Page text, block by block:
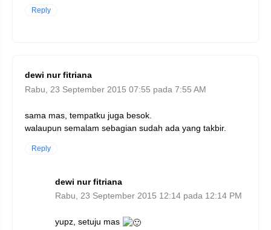
Reply
dewi nur fitriana
Rabu, 23 September 2015 07:55 pada 7:55 AM
sama mas, tempatku juga besok.
walaupun semalam sebagian sudah ada yang takbir.
Reply
dewi nur fitriana
Rabu, 23 September 2015 12:14 pada 12:14 PM
yupz, setuju mas